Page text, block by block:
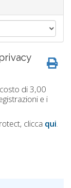
di 3,00
e i
clicca qui.